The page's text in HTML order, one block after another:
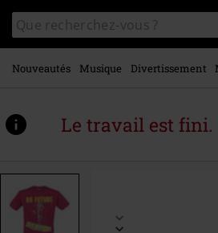
contenu
principal
Rechercher
sur
le
catalogue
Nouveautés Musique Divertissement
Le travail est fini.
www.large.be/fr/p/no-
538227.html